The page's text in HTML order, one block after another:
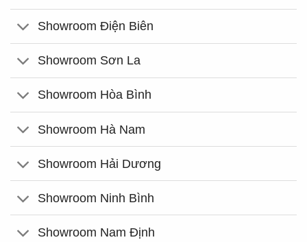
Showroom Điện Biên
Showroom Sơn La
Showroom Hòa Bình
Showroom Hà Nam
Showroom Hải Dương
Showroom Ninh Bình
Showroom Nam Định